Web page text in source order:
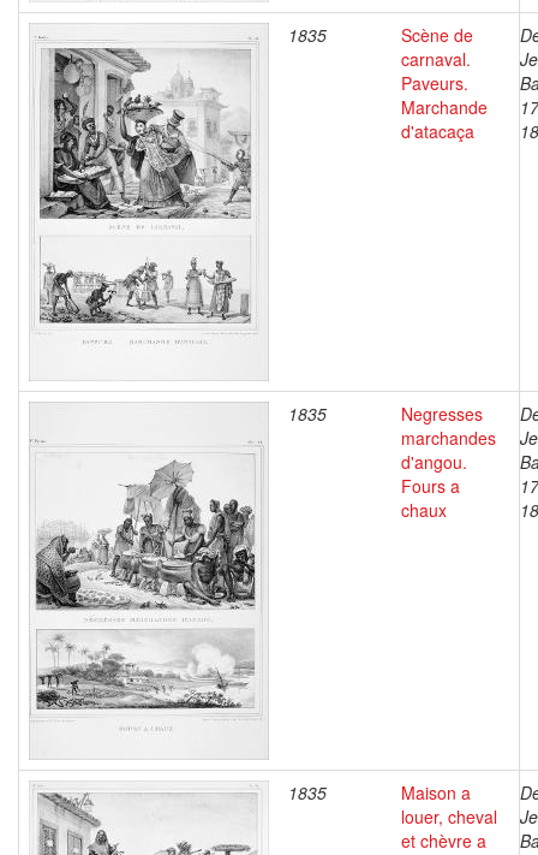
1835
Scène de
carnaval.
Paveurs.
Marchande
d'atacaça
1835
Negresses
marchandes
d'angou.
Fours a
chaux
1835
Maison a
louer, cheval
et chèvre a